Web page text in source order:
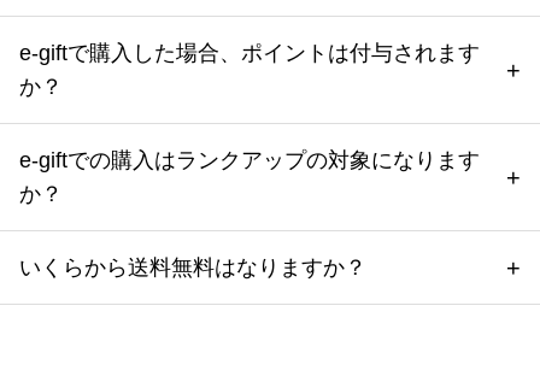
e-giftで購入した場合、ポイントは付与されます
か？
e-giftでの購入はランクアップの対象になります
か？
いくらから送料無料はなりますか？